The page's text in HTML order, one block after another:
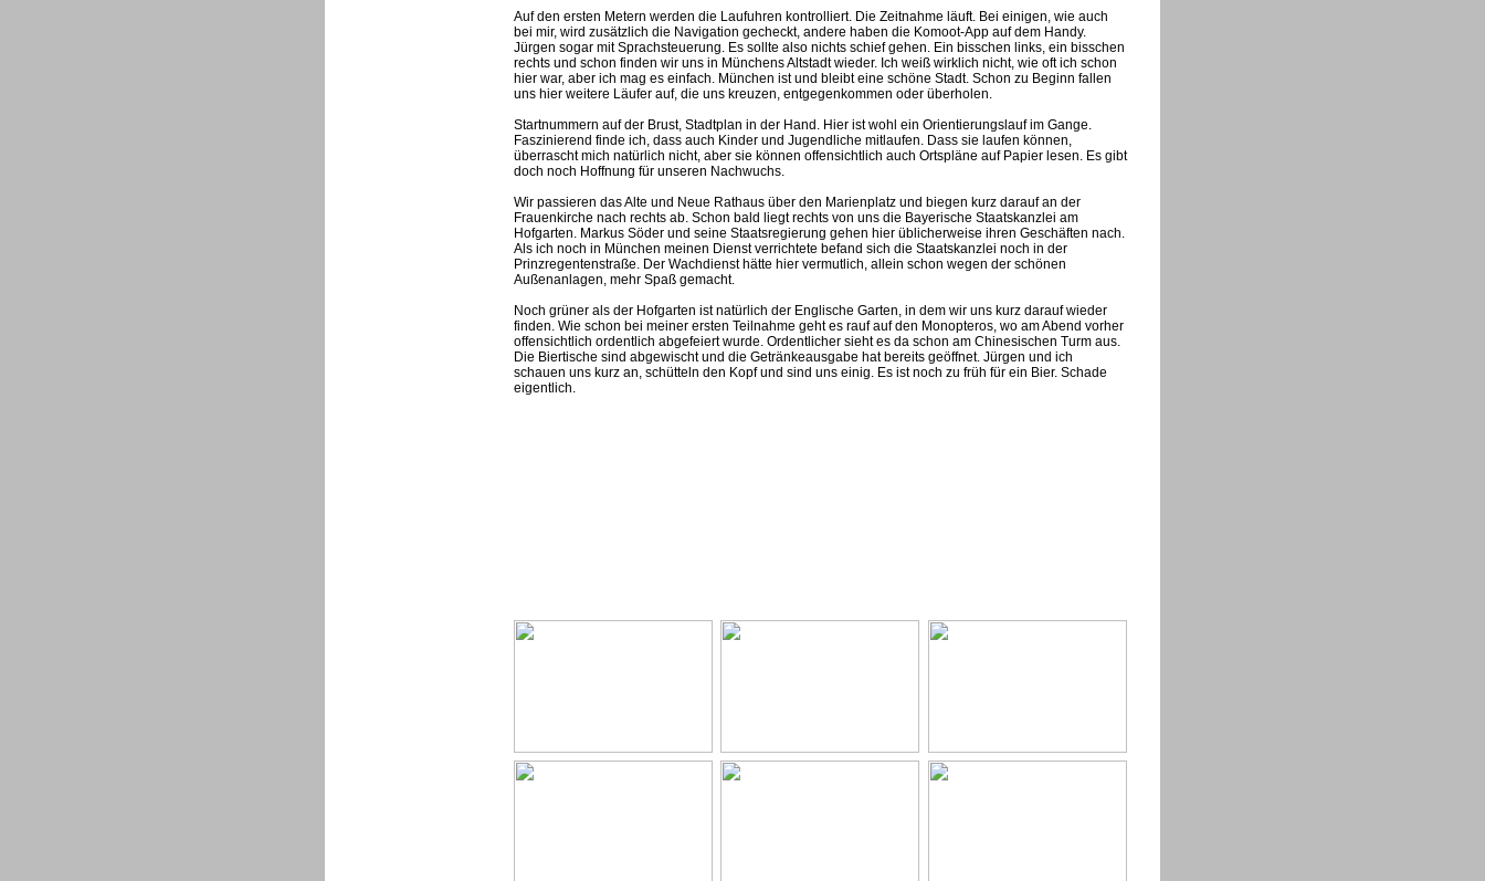
Auf den ersten Metern werden die Laufuhren kontrolliert. Die Zeitnahme läuft. Bei einigen, wie auch
bei mir, wird zusätzlich die Navigation gecheckt, andere haben die Komoot-App auf dem Handy.
Jürgen sogar mit Sprachsteuerung. Es sollte also nichts schief gehen. Ein bisschen links, ein bisschen
rechts und schon finden wir uns in Münchens Altstadt wieder. Ich weiß wirklich nicht, wie oft ich schon
hier war, aber ich mag es einfach. München ist und bleibt eine schöne Stadt. Schon zu Beginn fallen
uns hier weitere Läufer auf, die uns kreuzen, entgegenkommen oder überholen.
Startnummern auf der Brust, Stadtplan in der Hand. Hier ist wohl ein Orientierungslauf im Gange.
Faszinierend finde ich, dass auch Kinder und Jugendliche mitlaufen. Dass sie laufen können,
überrascht mich natürlich nicht, aber sie können offensichtlich auch Ortspläne auf Papier lesen. Es gibt
doch noch Hoffnung für unseren Nachwuchs.
Wir passieren das Alte und Neue Rathaus über den Marienplatz und biegen kurz darauf an der
Frauenkirche nach rechts ab. Schon bald liegt rechts von uns die Bayerische Staatskanzlei am
Hofgarten. Markus Söder und seine Staatsregierung gehen hier üblicherweise ihren Geschäften nach.
Als ich noch in München meinen Dienst verrichtete befand sich die Staatskanzlei noch in der
Prinzregentenstraße. Der Wachdienst hätte hier vermutlich, allein schon wegen der schönen
Außenanlagen, mehr Spaß gemacht.
Noch grüner als der Hofgarten ist natürlich der Englische Garten, in dem wir uns kurz darauf wieder
finden. Wie schon bei meiner ersten Teilnahme geht es rauf auf den Monopteros, wo am Abend vorher
offensichtlich ordentlich abgefeiert wurde. Ordentlicher sieht es da schon am Chinesischen Turm aus.
Die Biertische sind abgewischt und die Getränkeausgabe hat bereits geöffnet. Jürgen und ich
schauen uns kurz an, schütteln den Kopf und sind uns einig. Es ist noch zu früh für ein Bier. Schade
eigentlich.